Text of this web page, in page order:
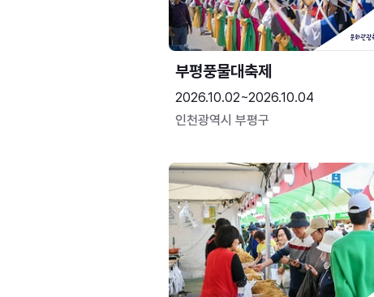
부평풍물대축제
2026.10.02~2026.10.04
인천광역시 부평구